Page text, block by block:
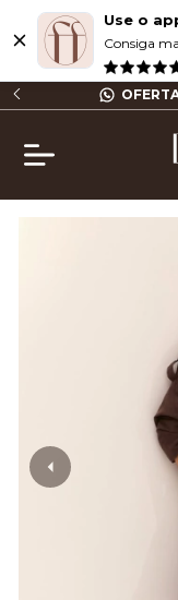
Use o
Consiga
VIP